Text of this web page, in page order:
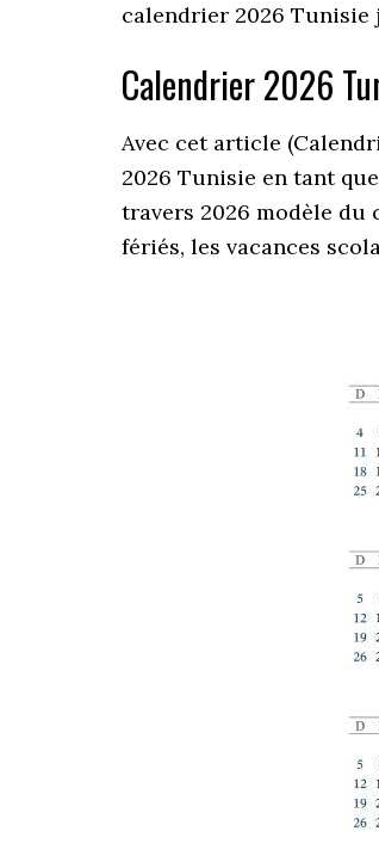
calendrier 2026 Tunisie
Calendrier 2026
Avec cet article
2026 Tunisie en tant
travers 2026 modèle
fériés, les vacances